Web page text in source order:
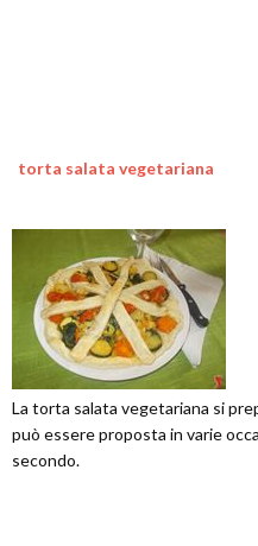
torta salata vegetariana
La torta salata vegetariana si
può essere proposta in varie
secondo.